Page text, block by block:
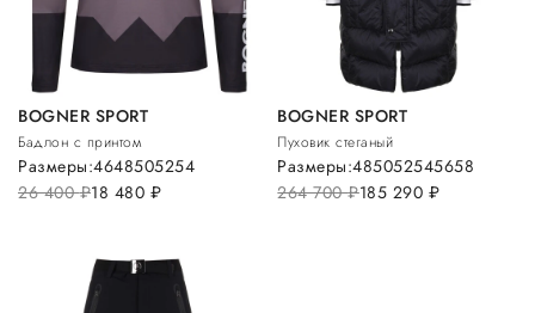
BOGNER SPORT
Бадлон с принтом
26 400руб.18 480 руб.
Размеры:4648505254
BOGNER SPORT
Пуховик стеганый
264 700руб.185 290 руб.
Размеры:485052545658